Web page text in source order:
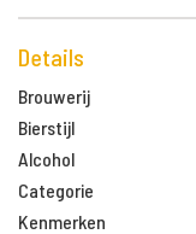
Details
Brouwerij
Bierstijl
Alcohol
Categorie
Kenmerken